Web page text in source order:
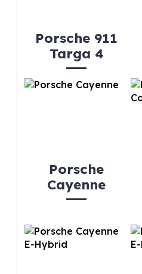
Porsche 911
Targa 4
Porsche
Cayenne